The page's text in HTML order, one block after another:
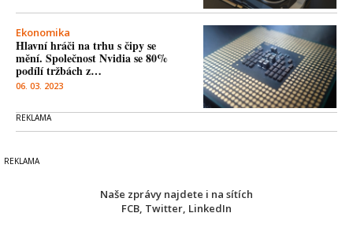
Ekonomika
Hlavní hráči na trhu s čipy se
mění. Společnost Nvidia se 80%
podílí tržbách z…
06. 03. 2023
Naše zprávy najdete i na sítích
FCB, Twitter, LinkedIn